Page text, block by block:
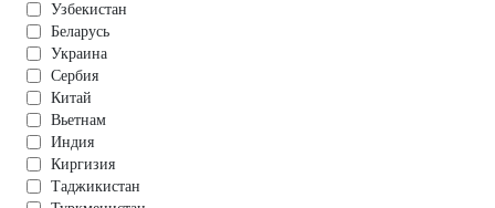
Узбекистан
Беларусь
Украина
Сербия
Китай
Вьетнам
Индия
Киргизия
Таджикистан